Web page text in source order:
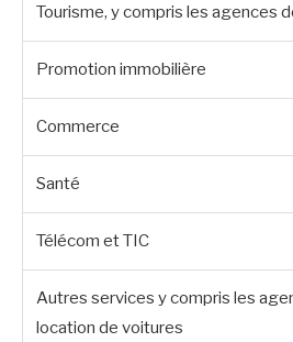
Tourisme, y compris les agences
Promotion immobilière
Commerce
Santé
Télécom et TIC
Autres services y compris les
location de voitures